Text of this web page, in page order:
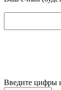
Введите цифры